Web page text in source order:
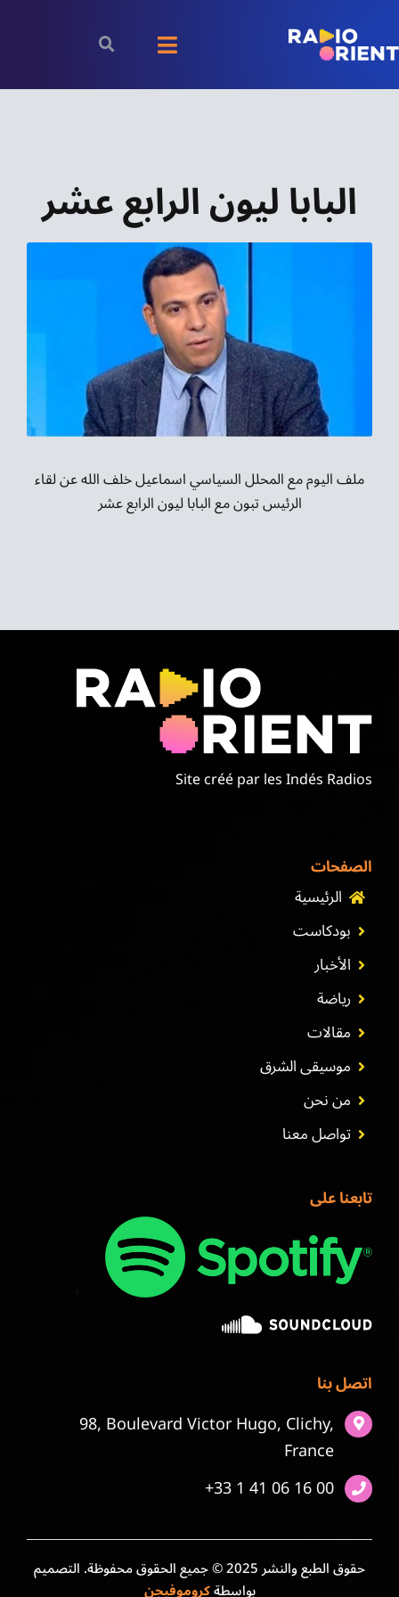
content
Toggle
الأخبار
موسيقى الشرق
البابا ليون الرابع عشر
ملف اليوم مع المحلل السياسي اسماعيل خلف الله عن لقاء
الرئيس تبون مع البابا ليون الرابع عشر
Site créé par les Indés Radios
الصفحات
الرئيسية
بودكاست
الأخبار
رياضة
مقالات
موسيقى الشرق
من نحن
تواصل معنا
تابعنا على
اتصل بنا
98, Boulevard Victor Hugo, Clichy,
France
+33 1 41 06 16 00
حقوق الطبع والنشر 2025 © جميع الحقوق محفوظة. التصميم
بواسطةكروموفيجن